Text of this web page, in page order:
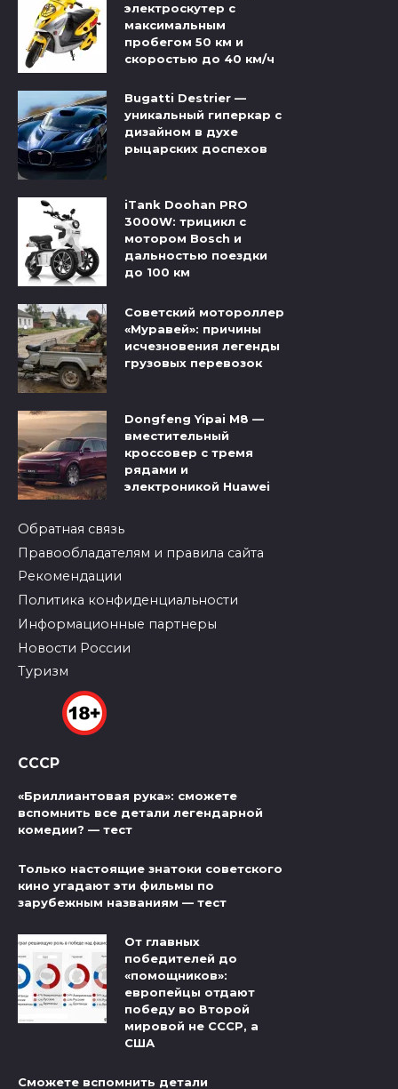
электроскутер с
максимальным
пробегом 50 км и
скоростью до 40 км/ч
Bugatti Destrier —
уникальный гиперкар с
дизайном в духе
рыцарских доспехов
iTank Doohan PRO
3000W: трицикл с
мотором Bosch и
дальностью поездки
до 100 км
Советский мотороллер
«Муравей»: причины
исчезновения легенды
грузовых перевозок
Dongfeng Yipai M8 —
вместительный
кроссовер с тремя
рядами и
электроникой Huawei
Обратная связь
Правообладателям и правила сайта
Рекомендации
Политика конфиденциальности
Информационные партнеры
Новости России
Туризм
СССР
«Бриллиантовая рука»: сможете
вспомнить все детали легендарной
комедии? — тест
Только настоящие знатоки советского
кино угадают эти фильмы по
зарубежным названиям — тест
От главных
победителей до
«помощников»:
европейцы отдают
победу во Второй
мировой не СССР, а
США
Сможете вспомнить детали